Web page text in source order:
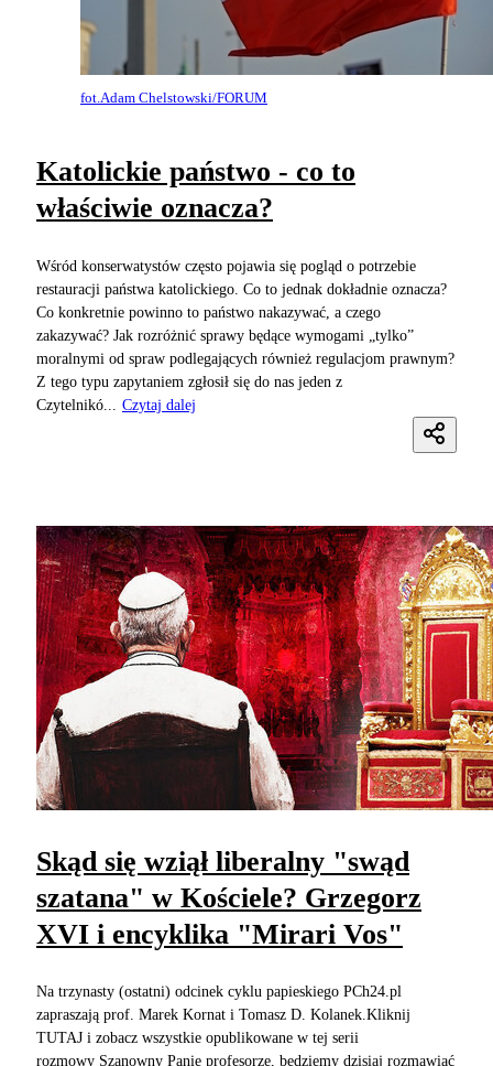
fot.Adam Chelstowski/FORUM
Katolickie państwo - co to
właściwie oznacza?
Wśród konserwatystów często pojawia się pogląd o potrzebie
restauracji państwa katolickiego. Co to jednak dokładnie oznacza?
Co konkretnie powinno to państwo nakazywać, a czego
zakazywać? Jak rozróżnić sprawy będące wymogami „tylko”
moralnymi od spraw podlegających również regulacjom prawnym?
Z tego typu zapytaniem zgłosił się do nas jeden z
Czytelnikó...
Czytaj dalej
Skąd się wziął liberalny "swąd
szatana" w Kościele? Grzegorz
XVI i encyklika "Mirari Vos"
Na trzynasty (ostatni) odcinek cyklu papieskiego PCh24.pl
zapraszają prof. Marek Kornat i Tomasz D. Kolanek.Kliknij
TUTAJ i zobacz wszystkie opublikowane w tej serii
rozmowy Szanowny Panie profesorze, będziemy dzisiaj rozmawiać